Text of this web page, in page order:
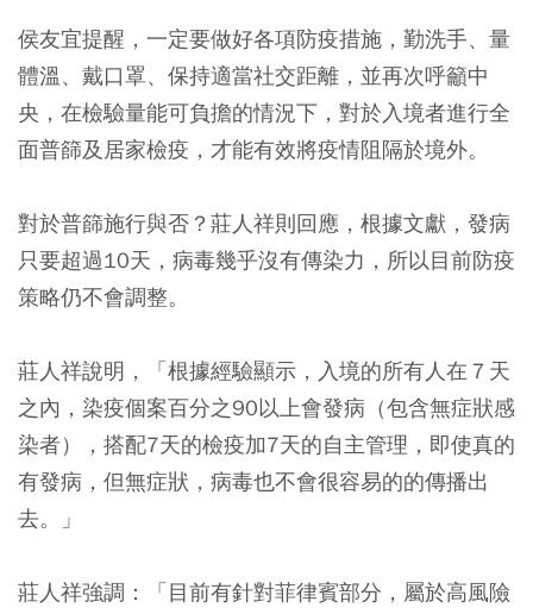
侯友宜提醒，一定要做好各項防疫措施，勤洗手、量
體溫、戴口罩、保持適當社交距離，並再次呼籲中
央，在檢驗量能可負擔的情況下，對於入境者進行全
面普篩及居家檢疫，才能有效將疫情阻隔於境外。
對於普篩施行與否？莊人祥則回應，根據文獻，發病
只要超過10天，病毒幾乎沒有傳染力，所以目前防疫
策略仍不會調整。
莊人祥說明，「根據經驗顯示，入境的所有人在７天
之內，染疫個案百分之90以上會發病（包含無症狀感
染者），搭配7天的檢疫加7天的自主管理，即使真的
有發病，但無症狀，病毒也不會很容易的的傳播出
去。」
莊人祥強調：「目前有針對菲律賓部分，屬於高風險